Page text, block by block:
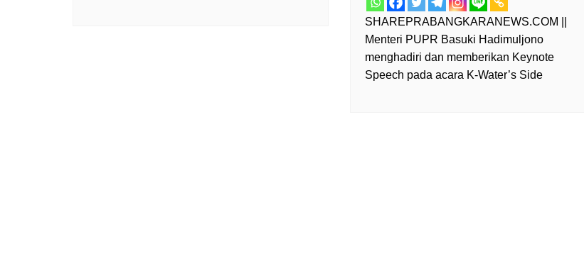
SHAREPRABANGKARANEWS.COM ||
Menteri PUPR Basuki Hadimuljono
menghadiri dan memberikan Keynote
Speech pada acara K-Water’s Side